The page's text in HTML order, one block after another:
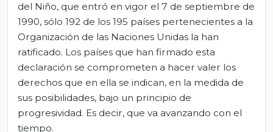
del Niño, que entró en vigor el 7 de septiembre de
1990, sólo 192 de los 195 países pertenecientes a la
Organización de las Naciones Unidas la han
ratificado. Los países que han firmado esta
declaración se comprometen a hacer valer los
derechos que en ella se indican, en la medida de
sus posibilidades, bajo un principio de
progresividad. Es decir, que va avanzando con el
tiempo.